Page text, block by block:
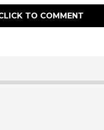
TO COMMENT